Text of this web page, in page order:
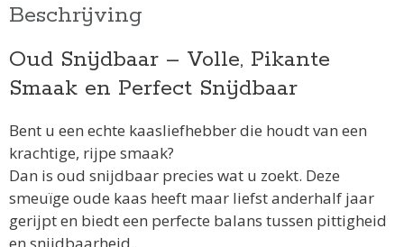
Beschrijving
Oud Snijdbaar – Volle, Pikante
Smaak en Perfect Snijdbaar
Bent u een echte kaasliefhebber die houdt van een
krachtige, rijpe smaak?
Dan is oud snijdbaar precies wat u zoekt. Deze
smeuïge oude kaas heeft maar liefst anderhalf jaar
gerijpt en biedt een perfecte balans tussen pittigheid
en snijdbaarheid.